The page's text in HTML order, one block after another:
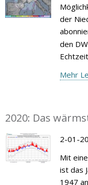
der
den
Mehr
2020: Das
2-01-
Mit
ist das
1947